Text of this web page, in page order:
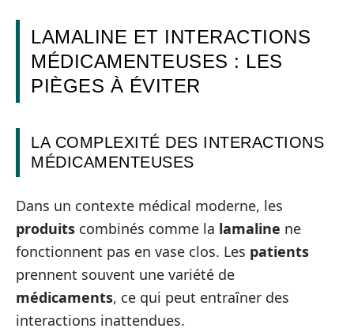
LAMALINE ET INTERACTIONS
MÉDICAMENTEUSES : LES
PIÈGES À ÉVITER
LA COMPLEXITÉ DES INTERACTIONS
MÉDICAMENTEUSES
Dans un contexte médical moderne, les
produits combinés comme la lamaline ne
fonctionnent pas en vase clos. Les patients
prennent souvent une variété de
médicaments, ce qui peut entraîner des
interactions inattendues.